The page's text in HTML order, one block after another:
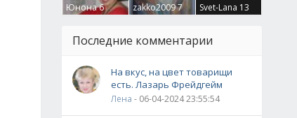
Юнона6 zakko20097 Svet-Lana 13
Последние комментарии
На вкус, на цвет товарищи
есть. Лазарь Фрейдгейм
Лена - 06-04-2024 23:55:54